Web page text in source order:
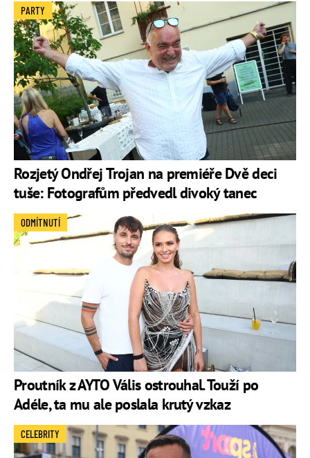
Rozjetý Ondřej Trojan na premiéře Dvě deci
tuše: Fotografům předvedl divoký tanec
PARTY
Proutník z AYTO Vális ostrouhal. Touží po
Adéle, ta mu ale poslala krutý vzkaz
ODMÍTNUTÍ
CELEBRITY